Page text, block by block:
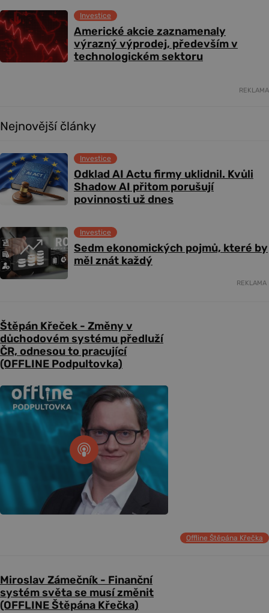
Americké akcie zaznamenaly
výrazný výprodej, především v
technologickém sektoru
Investice
REKLAMA
Nejnovější články
Odklad AI Actu firmy uklidnil. Kvůli
Shadow AI přitom porušují
povinnosti už dnes
Investice
Sedm ekonomických pojmů, které by
měl znát každý
Investice
REKLAMA
Štěpán Křeček - Změny v
důchodovém systému předluží
ČR, odnesou to pracující
(OFFLINE Podpultovka)
Offline Štěpána Křečka
Miroslav Zámečník - Finanční
systém světa se musí změnit
(OFFLINE Štěpána Křečka)